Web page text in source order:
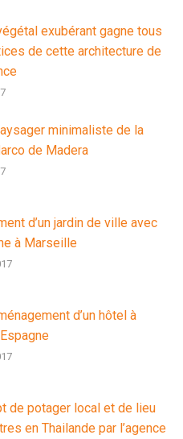
exubérant gagne tous
de cette architecture de
minimaliste de la
de Madera
d’un jardin de ville avec
à Marseille
d’un hôtel à
de potager local et de lieu
en Thailande par l’agence